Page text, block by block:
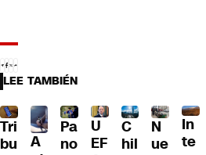
LEE TAMBIÉN
Tri
bu
A
Pa
no
U
EF
C
hil
N
ue
In
te